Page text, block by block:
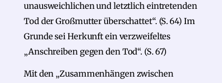
unausweichlichen und letztlich eintretenden
Tod der Großmutter überschattet“. (S. 64) Im
Grunde sei Herkunft ein verzweifeltes
„Anschreiben gegen den Tod“. (S. 67)
Mit den „Zusammenhängen zwischen